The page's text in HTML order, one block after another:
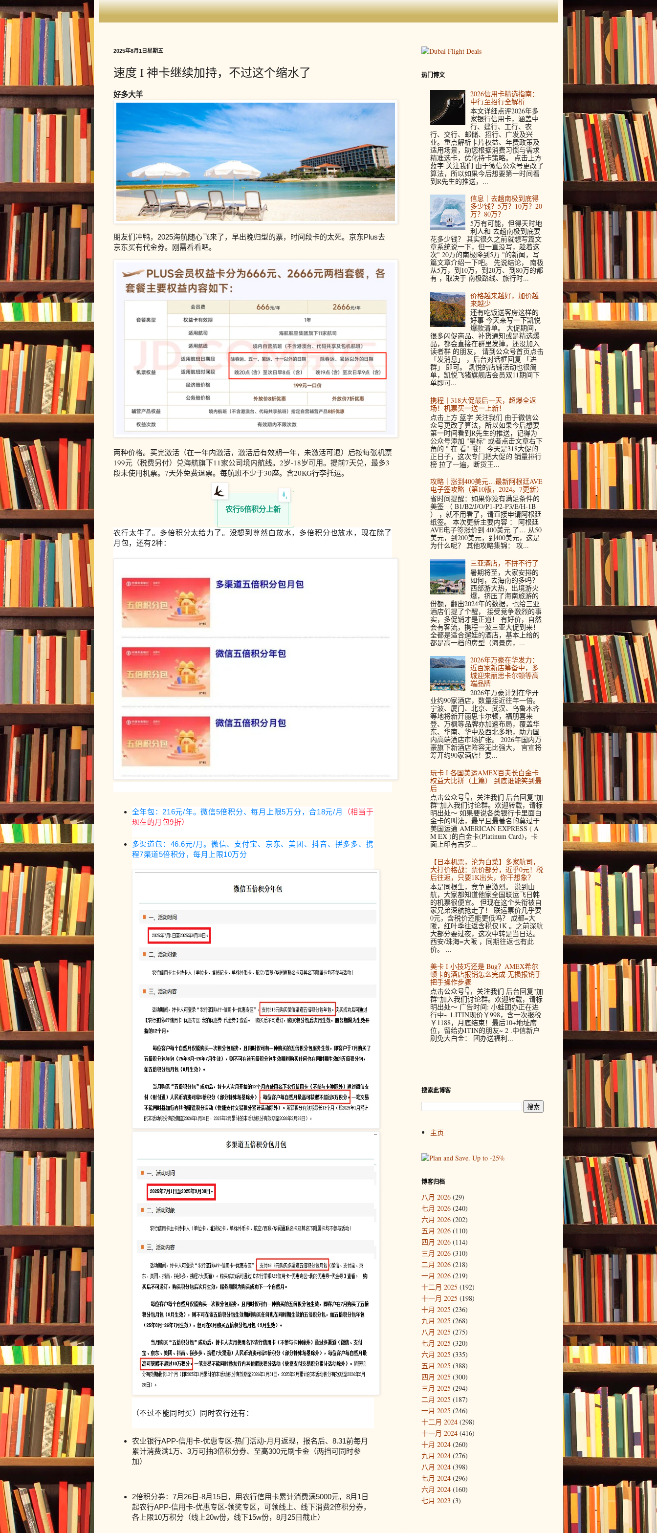
2025年8月1日星期五
速度 I 神卡继续加持，不过这个缩水了
好多大羊
朋友们冲鸭， 2025海航随心飞来了， 早出晚归型的票，时间段卡的太死。京东Plus去
京东买有代金券。刚需看看吧。
两种价格。买完激活（在一年内激活，激活后有效期一年，未激活可退）后按每张机票
199元（税费另付）兑海航旗下11家公司境内航线。2岁-18岁可用。提前7天兑，最多3
段未使用机票。7天外免费退票。每航班不少于30座。含20KG行李托运。
农行5倍积分上新
农行太牛了。多倍积分太给力了。没想到尊然白放水，多倍积分也放水，现在除了
月包，还有2种：
全年包：216元/年。微信5倍积分、每月上限5万分，合18元/月
（相当于
现在的月包9折）
多渠道包：46.6元/月。微信、支付宝、京东、美团、抖音、拼多多、携
程7渠道5倍积分，每月上限10万分
（不过不能同时买）同时农行还有：
农业银行APP-信用卡-优惠专区-热门活动-月月返现，报名后、8.31前每月
累计消费满1万、3万可抽3倍积分券、至高300元刷卡金（两挡可同时参
加）
2倍积分券：7月26日-8月15日，用农行信用卡累计消费满5000元，8月1日
起农行APP-信用卡-优惠专区-领奖专区，可领线上、线下消费2倍积分券，
各上限10万积分（线上20w份，线下15w份，8月25日截止）
热门博文
2026信用卡精选指南：
中行至招行全解析
本文详细点评2026年多
家银行信用卡，涵盖中
行、建行、工行、农
行、交行、邮储、招行、广发及兴
业。重点解析卡片权益、年费政策及
适用场景，助您根据消费习惯与需求
精准选卡，优化持卡策略。 点击上方
蓝字 关注我们 由于微信公众号更改了
算法，所以如果今后想要第一时间看
到R先生的推送，...
信息｜去趟南极到底得
多少钱？5万？10万？20
万？80万？
5万有可能，但得天时地
利人和 去趟南极到底要
花多少钱？ 其实很久之前就想写篇文
章系统说一下，但一直没写，趁着这
次" 20万的南极降到5万 "的新闻，写
篇文章介绍一下吧。 先说结论， 南极
从5万，到10万，到20万、到80万的都
有 ，取决于 南极路线、旅行时...
价格越来越好，加价越
来越少
还有吃饭送客房这样的
好事 今天来写一下凯悦
爆款清单。 大促期间，
很多闪促商品、补货通知或是精选爆
品，都会直接在群里发掉，还没加入
读者群 的朋友， 请到公众号首页点击
「发消息」 ，后台对话框回复 「进
群」 即可。 凯悦的店铺活动也很简
单，凯悦飞猪旗舰店会员双11期间下
单即可...
携程丨318大促最后一天，超爆全返
场！机票买一送一上新！
点击上方 蓝字 关注我们 由于微信公
众号更改了算法，所以如果今后想要
第一时间看到R先生的推送，记得为
公众号添加 "星标" 或者点击文章右下
角的 " 在 看" 哦！ 今天是318大促的
正日子，这次专门把大促的 销量排行
榜 拉了一遍，断货王...
攻略｜涨到400美元…最新阿根廷AVE
电子签攻略（第10版，2024。7更新）
省时间提醒：如果你没有满足条件的
美签 （ B1/B2/J/O/P1-P2-P3/E/H-1B
） ，就不用看了，请直接申请阿根廷
纸签。 本次更新主要内容 ： 阿根廷
AVE电子签涨价到 400美元 了… 从50
美元，到200美元，到400美元，这是
为什么呢？ 其他攻略集锦： 攻...
三亚酒店，不拼不行了
暑期将至，大家安排的
如何，去海南的多吗？
西部游大热，出境游火
爆，挤压了海南旅游的
份额，翻出2024年的数据，也给三亚
酒店们提了个醒， 接受竞争激烈的事
实，多促销才是正道！ 有好价，自然
会有客流，携程一波三亚大促到来！
全都是适合遛娃的酒店，基本上给的
都是高一档的房型（海景房，...
2026年万豪在华发力：
近百家新店筹备中，多
城迎来丽思卡尔顿等高
端品牌
2026年万豪计划在华开
业约90家酒店，数量接近往年一倍。
宁波、厦门、北京、武汉、乌鲁木齐
等地将新开丽思卡尔顿，福朋喜来
登、万枫等品牌亦加速布局，覆盖华
东、华南、华中及西北多地，助力国
内高端酒店市场扩张。 2026年国内万
豪旗下新酒店阵容无比强大， 官宣将
筹开约90家酒店！要...
玩卡 I 各国美运AMEX百夫长白金卡
权益大比拼（上篇） 到底谁能笑到最
后
点击公众号👇，关注我们 后台回复"加
群"加入我们讨论群。欢迎转载，请标
明出处～ 如果要说各类银行卡里面白
金卡的叫法，最早且最著名的莫过于
美国运通 AMERICAN EXPRESS ( A
M EX )的白金卡(Platinum Card)，卡
面上印有古罗...
【日本机票，沦为白菜】多家航司，
大打价格战：票价部分，近乎0元！税
后往返，只要1K出头，你干想象？
本是同根生，竞争更激烈。 说到山
航，大家都知道他家全国联运飞日韩
的机票很便宜。 但现在这个头衔被自
家兄弟深航抢走了！ 联运票价几乎要
0元，含税价还能更低吗？ 成都=大
阪，红叶季往返含税仅1K 。之前深航
大部分要过夜，这次中转是当日达。
西安/珠海=大阪 ，同期往返也有此
价。 ...
美卡 I 小技巧还是 Bug？AMEX希尔
顿卡的酒店报销怎么完成 无损报销手
把手操作步骤
点击公众号👇，关注我们 后台回复"加
群"加入我们讨论群。欢迎转载，请标
明出处～ 广告时间: 小蛙团办正在进
行中~ 1.ITIN现价￥998，含一次报税
￥1188，月底结束！最后10+地址席
位，留给办ITIN的朋友~ 2 .中信新户
刷免大白金： 团办送福利...
搜索此博客
主页
博客归档
八月 2026 (29)
七月 2026 (240)
六月 2026 (202)
五月 2026 (110)
四月 2026 (114)
三月 2026 (310)
二月 2026 (218)
一月 2026 (219)
十二月 2025 (192)
十一月 2025 (198)
十月 2025 (236)
九月 2025 (268)
八月 2025 (275)
七月 2025 (320)
六月 2025 (335)
五月 2025 (388)
四月 2025 (300)
三月 2025 (294)
二月 2025 (187)
一月 2025 (246)
十二月 2024 (298)
十一月 2024 (416)
十月 2024 (260)
九月 2024 (276)
八月 2024 (398)
七月 2024 (296)
六月 2024 (160)
七月 2023 (3)